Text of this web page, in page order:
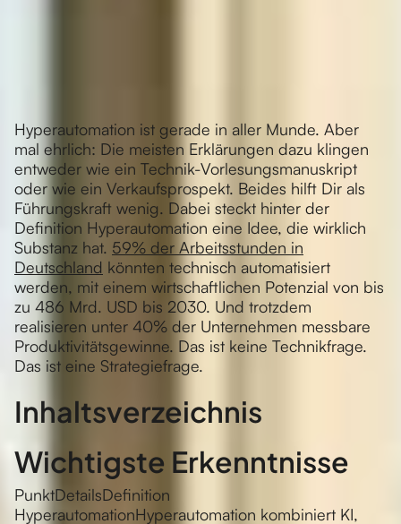
Hyperautomation ist gerade in aller Munde. Aber
mal ehrlich: Die meisten Erklärungen dazu klingen
entweder wie ein Technik-Vorlesungsmanuskript
oder wie ein Verkaufsprospekt. Beides hilft Dir als
Führungskraft wenig. Dabei steckt hinter der
Definition Hyperautomation eine Idee, die wirklich
Substanz hat. 59% der Arbeitsstunden in
Deutschland könnten technisch automatisiert
werden, mit einem wirtschaftlichen Potenzial von bis
zu 486 Mrd. USD bis 2030. Und trotzdem
realisieren unter 40% der Unternehmen messbare
Produktivitätsgewinne. Das ist keine Technikfrage.
Das ist eine Strategiefrage.
Inhaltsverzeichnis
Wichtigste Erkenntnisse
PunktDetailsDefinition
HyperautomationHyperautomation kombiniert KI,